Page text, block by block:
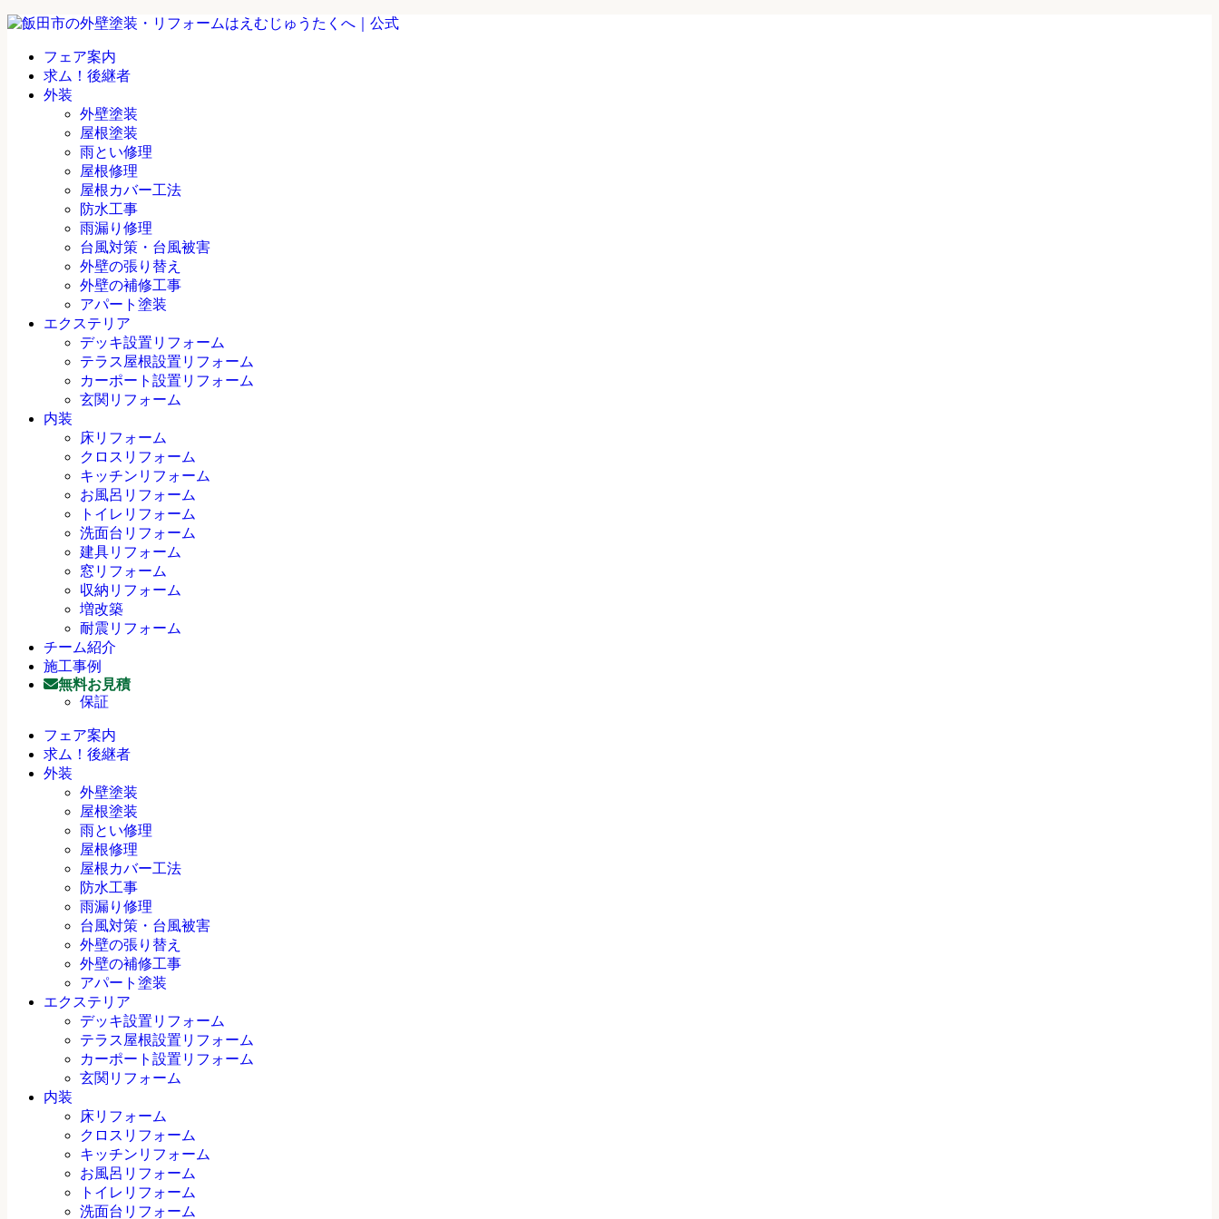
フェア案内
求ム！後継者
外装
外壁塗装
屋根塗装
雨とい修理
屋根修理
屋根カバー工法
防水工事
雨漏り修理
台風対策・台風被害
外壁の張り替え
外壁の補修工事
アパート塗装
エクステリア
デッキ設置リフォーム
テラス屋根設置リフォーム
カーポート設置リフォーム
玄関リフォーム
内装
床リフォーム
クロスリフォーム
キッチンリフォーム
お風呂リフォーム
トイレリフォーム
洗面台リフォーム
建具リフォーム
窓リフォーム
収納リフォーム
増改築
耐震リフォーム
チーム紹介
施工事例
無料お見積
保証
フェア案内
求ム！後継者
外装
外壁塗装
屋根塗装
雨とい修理
屋根修理
屋根カバー工法
防水工事
雨漏り修理
台風対策・台風被害
外壁の張り替え
外壁の補修工事
アパート塗装
エクステリア
デッキ設置リフォーム
テラス屋根設置リフォーム
カーポート設置リフォーム
玄関リフォーム
内装
床リフォーム
クロスリフォーム
キッチンリフォーム
お風呂リフォーム
トイレリフォーム
洗面台リフォーム